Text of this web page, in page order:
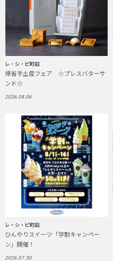
レ・シ・ピ町田
帰省手土産フェア ☆プレスバターサ
ンド☆
2026.08.06
レ・シ・ピ町田
ひんやりスイーツ「学割キャンペー
ン」開催！
2026.07.30